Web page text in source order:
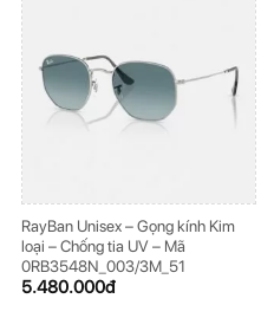
RayBan Unisex – Gọng kính Kim
loại – Chống tia UV – Mã
0RB3548N_003/3M_51
5.480.000đ